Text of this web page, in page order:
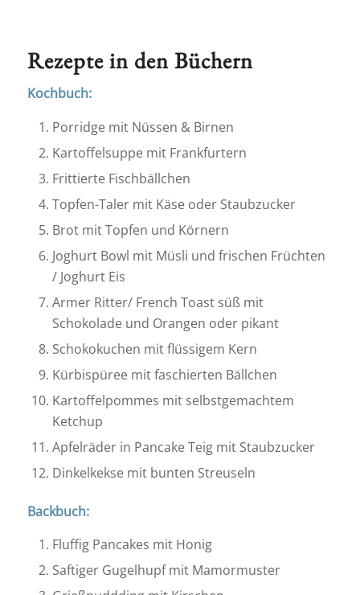
Rezepte in den Büchern
Kochbuch:
Porridge mit Nüssen & Birnen
Kartoffelsuppe mit Frankfurtern
Frittierte Fischbällchen
Topfen-Taler mit Käse oder Staubzucker
Brot mit Topfen und Körnern
Joghurt Bowl mit Müsli und frischen Früchten
/ Joghurt Eis
Armer Ritter/ French Toast süß mit
Schokolade und Orangen oder pikant
Schokokuchen mit flüssigem Kern
Kürbispüree mit faschierten Bällchen
Kartoffelpommes mit selbstgemachtem
Ketchup
Apfelräder in Pancake Teig mit Staubzucker
Dinkelkekse mit bunten Streuseln
Backbuch:
Fluffig Pancakes mit Honig
Saftiger Gugelhupf mit Mamormuster